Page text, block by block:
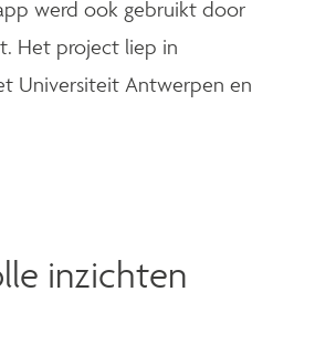
werd ook gebruikt door
Het project liep in
Universiteit Antwerpen en
inzichten